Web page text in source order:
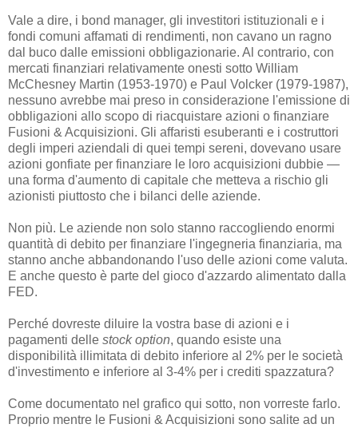
Vale a dire, i bond manager, gli investitori istituzionali e i
fondi comuni affamati di rendimenti, non cavano un ragno
dal buco dalle emissioni obbligazionarie. Al contrario, con
mercati finanziari relativamente onesti sotto William
McChesney Martin (1953-1970) e Paul Volcker (1979-1987),
nessuno avrebbe mai preso in considerazione l'emissione di
obbligazioni allo scopo di riacquistare azioni o finanziare
Fusioni & Acquisizioni. Gli affaristi esuberanti e i costruttori
degli imperi aziendali di quei tempi sereni, dovevano usare
azioni gonfiate per finanziare le loro acquisizioni dubbie —
una forma d'aumento di capitale che metteva a rischio gli
azionisti piuttosto che i bilanci delle aziende.
Non più. Le aziende non solo stanno raccogliendo enormi
quantità di debito per finanziare l'ingegneria finanziaria, ma
stanno anche abbandonando l'uso delle azioni come valuta.
E anche questo è parte del gioco d'azzardo alimentato dalla
FED.
Perché dovreste diluire la vostra base di azioni e i
pagamenti delle stock option, quando esiste una
disponibilità illimitata di debito inferiore al 2% per le società
d'investimento e inferiore al 3-4% per i crediti spazzatura?
Come documentato nel grafico qui sotto, non vorreste farlo.
Proprio mentre le Fusioni & Acquisizioni sono salite ad un